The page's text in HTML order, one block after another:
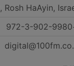
Rosh HaAyin,